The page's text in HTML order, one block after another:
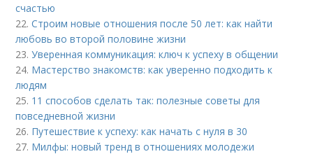
счастью
22.Строим новые отношения после 50 лет: как найти
любовь во второй половине жизни
23.Уверенная коммуникация: ключ к успеху в общении
24. Мастерство знакомств: как уверенно подходить к
людям
25. 11 способов сделать так: полезные советы для
повседневной жизни
26. Путешествие к успеху: как начать с нуля в 30
27. Милфы: новый тренд в отношениях молодежи